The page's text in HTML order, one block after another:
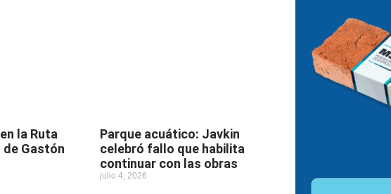
la Ruta
de Gastón
Parque acuático: Javkin
celebró fallo que habilita
continuar con las obras
julio 4, 2026